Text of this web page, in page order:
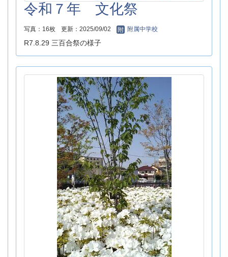
令和７年 文化祭
写真：16枚 更新：2025/09/02 附属中学校
R7.8.29 三百合祭の様子